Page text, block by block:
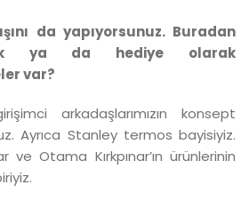
da yapıyorsunuz. Buradan
ya da hediye olarak
var?
arkadaşlarımızın konsept
Ayrıca Stanley termos bayisiyiz.
ve Otama Kırkpınar’ın ürünlerinin